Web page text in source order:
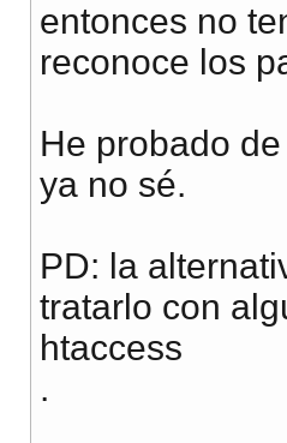
entonces no
reconoce los
He probado
ya no sé.
PD: la
tratarlo con
htaccess
.